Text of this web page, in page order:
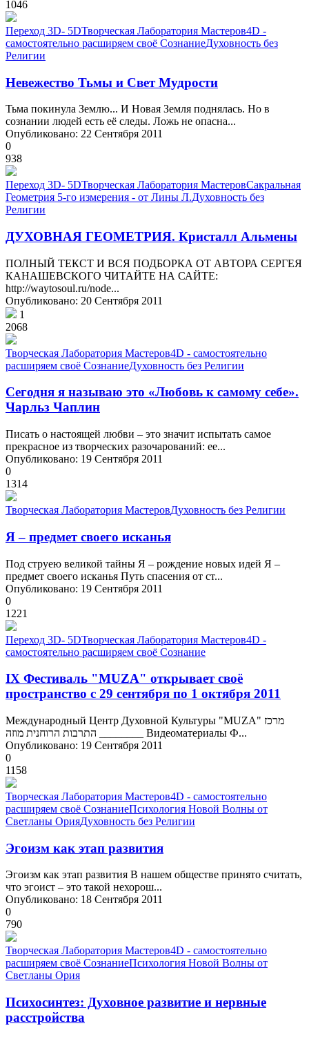
1046
Переход 3D- 5DТворческая Лаборатория Мастеров4D -
самостоятельно расширяем своё СознаниеДуховность без
Религии
Невежество Тьмы и Свет Мудрости
Тьма покинула Землю... И Новая Земля поднялась. Но в
сознании людей есть её следы. Ложь не опасна...
Опубликовано: 22 Сентября 2011
0
938
Переход 3D- 5DТворческая Лаборатория МастеровСакральная
Геометрия 5-го измерения - от Лины Л.Духовность без
Религии
ДУХОВНАЯ ГЕОМЕТРИЯ. Кристалл Альмены
ПОЛНЫЙ ТЕКСТ И ВСЯ ПОДБОРКА ОТ АВТОРА СЕРГЕЯ
КАНАШЕВСКОГО ЧИТАЙТЕ НА САЙТЕ:
http://waytosoul.ru/node...
Опубликовано: 20 Сентября 2011
1
2068
Творческая Лаборатория Мастеров4D - самостоятельно
расширяем своё СознаниеДуховность без Религии
Сегодня я называю это «Любовь к самому себе».
Чарльз Чаплин
Писать о настоящей любви – это значит испытать самое
прекрасное из творческих разочарований: ее...
Опубликовано: 19 Сентября 2011
0
1314
Творческая Лаборатория МастеровДуховность без Религии
Я – предмет своего исканья
Под струею великой тайны Я – рождение новых идей Я –
предмет своего исканья Путь спасения от ст...
Опубликовано: 19 Сентября 2011
0
1221
Переход 3D- 5DТворческая Лаборатория Мастеров4D -
самостоятельно расширяем своё Сознание
IX Фестиваль "MUZA" открывает своё
пространство с 29 сентября по 1 октября 2011
Международный Центр Духовной Культуры "MUZA" מרכז
התרבות הרוחנית מוזה ________ Видеоматериалы Ф...
Опубликовано: 19 Сентября 2011
0
1158
Творческая Лаборатория Мастеров4D - самостоятельно
расширяем своё СознаниеПсихология Новой Волны от
Светланы ОрияДуховность без Религии
Эгоизм как этап развития
Эгоизм как этап развития В нашем обществе принято считать,
что эгоист – это такой нехорош...
Опубликовано: 18 Сентября 2011
0
790
Творческая Лаборатория Мастеров4D - самостоятельно
расширяем своё СознаниеПсихология Новой Волны от
Светланы Ория
Психосинтез: Духовное развитие и нервные
расстройства